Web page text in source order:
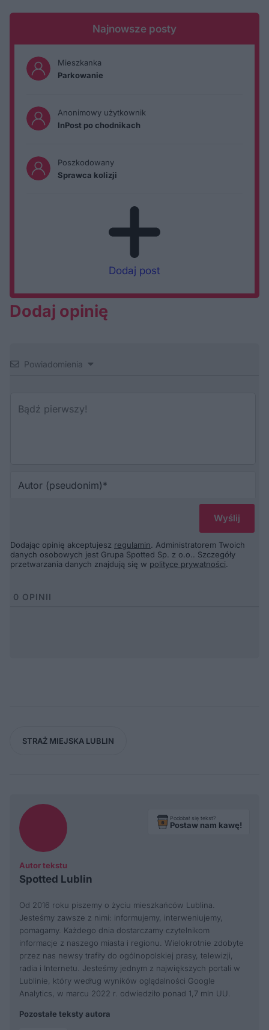
Najnowsze posty
Mieszkanka
Parkowanie
Anonimowy użytkownik
InPost po chodnikach
Poszkodowany
Sprawca kolizji
Dodaj post
Dodaj opinię
Powiadomienia
Dodając opinię akceptujesz regulamin. Administratorem Twoich
danych osobowych jest Grupa Spotted Sp. z o.o.. Szczegóły
przetwarzania danych znajdują się w polityce prywatności.
0 OPINII
STRAŻ MIEJSKA LUBLIN
Autor tekstu
Spotted Lublin
Podobał się tekst?
Postaw nam kawę!
Od 2016 roku piszemy o życiu mieszkańców Lublina.
Jesteśmy zawsze z nimi: informujemy, interweniujemy,
pomagamy. Każdego dnia dostarczamy czytelnikom
informacje z naszego miasta i regionu. Wielokrotnie zdobyte
przez nas newsy trafiły do ogólnopolskiej prasy, telewizji,
radia i Internetu. Jesteśmy jednym z największych portali w
Lublinie, który według wyników oglądalności Google
Analytics, w marcu 2022 r. odwiedziło ponad 1,7 mln UU.
Pozostałe teksty autora